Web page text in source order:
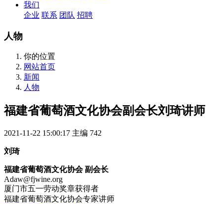
我们
企业 联系 团队 招聘
人物
你的位置
网站首页
新闻
人物
福建省葡萄酒文化协会副会长刘琦讲师
2021-11-22 15:00:17 主编 742
刘琦
福建省葡萄酒文化协会 副会长
Adaw@fjwine.org
厦门市五一劳动奖章获得者
福建省葡萄酒文化协会专家讲师